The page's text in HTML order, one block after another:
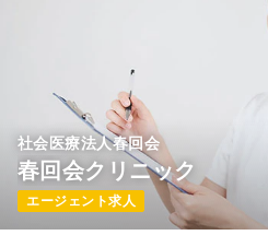
社会医療法人春回会
春回会クリニック
エージェント求人